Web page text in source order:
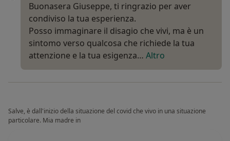
Buonasera Giuseppe, ti ringrazio per aver
condiviso la tua esperienza.
Posso immaginare il disagio che vivi, ma è un
sintomo verso qualcosa che richiede la tua
attenzione e la tua esigenza… Altro
Salve, è dall'inizio della situazione del covid che vivo in una situazione
particolare. Mia madre in